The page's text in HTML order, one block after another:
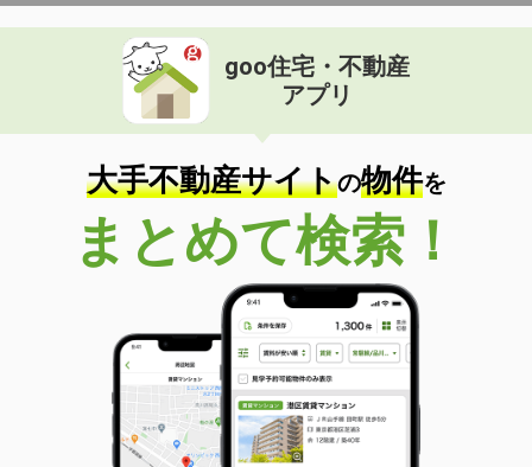
goo住宅・不動産
アプリ
大手不動産サイトの物件を
まとめて検索！